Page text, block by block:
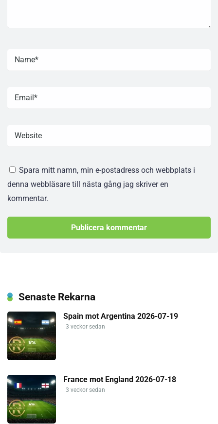
Spara mitt namn, min e-postadress och webbplats i
denna webbläsare till nästa gång jag skriver en
kommentar.
Senaste Rekarna
Spain mot Argentina 2026-07-19
3 veckor sedan
France mot England 2026-07-18
3 veckor sedan